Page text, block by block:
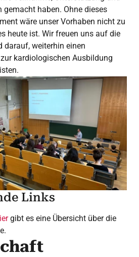
gemacht haben. Ohne dieses
wäre unser Vorhaben nicht zu
heute ist. Wir freuen uns auf die
darauf, weiterhin einen
kardiologischen Ausbildung
Links
gibt es eine Übersicht über die